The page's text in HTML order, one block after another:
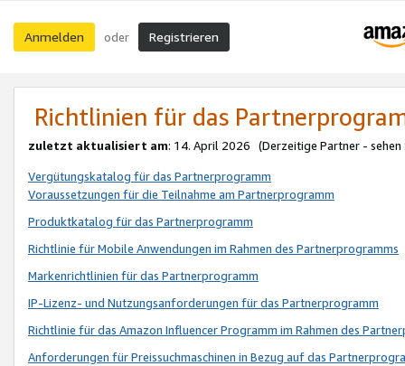
Anmelden oder Registrieren
Richtlinien für das
zuletzt aktualisiert am: 14. April 2026 (Derzeitige Partner - sehen
Vergütungskatalog für das Partnerprogramm
Voraussetzungen für die Teilnahme am Partnerprogramm
Produktkatalog für das Partnerprogramm
Richtlinie für Mobile Anwendungen im Rahmen des Partnerprogramms
Markenrichtlinien für das Partnerprogramm
IP-Lizenz- und Nutzungsanforderungen für das Partnerprogramm
Richtlinie für das Amazon Influencer Programm im Rahmen des
Anforderungen für Preissuchmaschinen in Bezug auf das